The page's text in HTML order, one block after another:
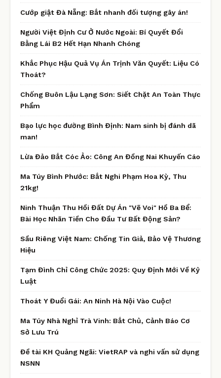
Cướp giật Đà Nẵng: Bắt nhanh đối tượng gây án!
Người Việt Định Cư Ở Nước Ngoài: Bí Quyết Đổi
Bằng Lái B2 Hết Hạn Nhanh Chóng
Khắc Phục Hậu Quả Vụ Án Trịnh Văn Quyết: Liệu Có
Thoát?
Chống Buôn Lậu Lạng Sơn: Siết Chặt An Toàn Thực
Phẩm
Bạo lực học đường Bình Định: Nam sinh bị đánh dã
man!
Lừa Đảo Bắt Cóc Ảo: Công An Đồng Nai Khuyến Cáo
Ma Túy Bình Phước: Bắt Nghi Phạm Hoa Kỳ, Thu
21kg!
Ninh Thuận Thu Hồi Đất Dự Án "Vẽ Voi" Hồ Ba Bể:
Bài Học Nhãn Tiền Cho Đầu Tư Bất Động Sản?
Sầu Riêng Việt Nam: Chống Tin Giả, Bảo Vệ Thương
Hiệu
Tạm Đình Chỉ Công Chức 2025: Quy Định Mới Về Kỷ
Luật
Thoát Y Đuổi Gái: An Ninh Hà Nội Vào Cuộc!
Ma Túy Nhà Nghỉ Trà Vinh: Bắt Chủ, Cảnh Báo Cơ
Sở Lưu Trú
Đề tài KH Quảng Ngãi: VietRAP và nghi vấn sử dụng
NSNN